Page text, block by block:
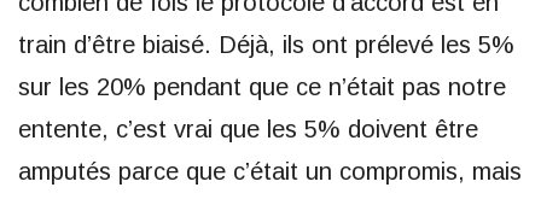
train d’être biaisé. Déjà, ils ont prélevé les 5%
sur les 20% pendant que ce n’était pas notre
entente, c’est vrai que les 5% doivent être
amputés parce que c’était un compromis, mais